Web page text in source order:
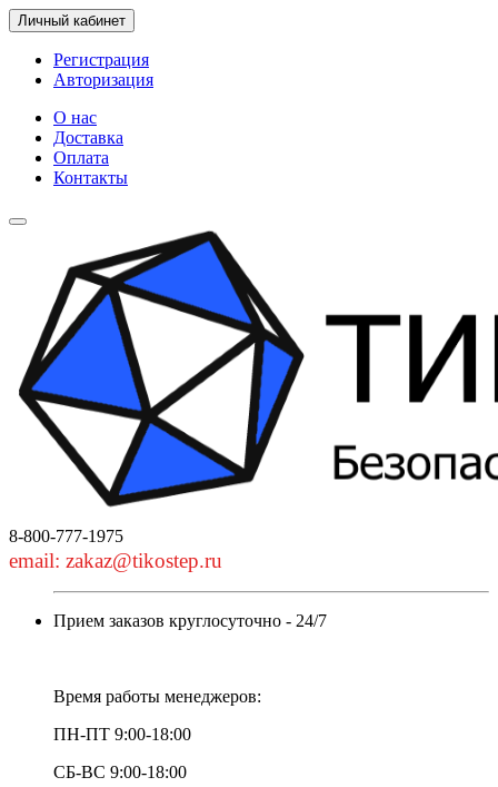
Личный кабинет
Регистрация
Авторизация
О нас
Доставка
Оплата
Контакты
8-800-777-1975
email: zakaz@tikostep.ru
Прием заказов круглосуточно - 24/7
Время работы менеджеров:
ПН-ПТ 9:00-18:00
СБ-ВС 9:00-18:00